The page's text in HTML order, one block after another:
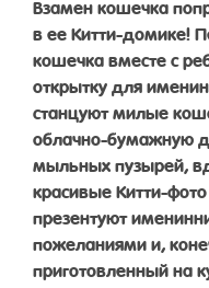
в ее Китти-домике!
кошечка вместе с
открытку для
станцуют милые
облачно-бумажную
мыльных пузырей,
красивые Китти-
презентуют
пожеланиями и,
приготовленный на